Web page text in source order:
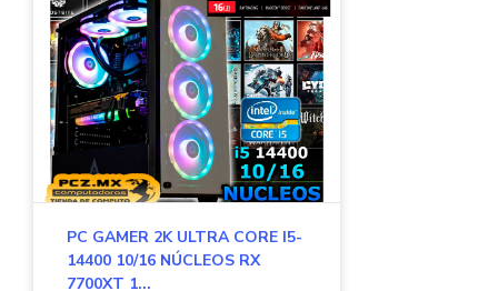
PC GAMER 2K ULTRA CORE I5-
14400 10/16 NÚCLEOS RX
7700XT 1...